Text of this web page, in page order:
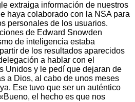
extraiga información de nuestros
haya colaborado con la NSA para
personales de los usuarios.
de Edward Snowden
de inteligencia estaba
de los resultados aparecidos
a hablar con el
Unidos y le pedí que dejaran de
a Dios, al cabo de unos meses
Ese tuvo que ser un auténtico
el hecho es que nos